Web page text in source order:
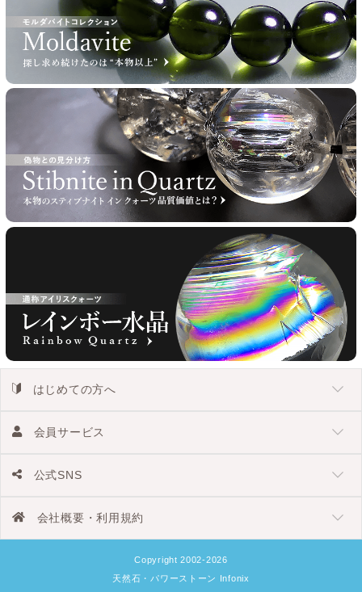
はじめての方へ
会員サービス
公式SNS
会社概要・利用規約
Copyright 2002-2026
天然石・パワーストーン Infonix